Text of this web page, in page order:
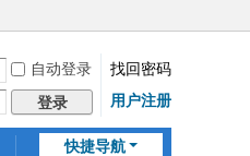
自动登录
找回密码
登录 用户注册
快捷导航